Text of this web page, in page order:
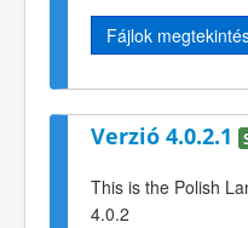
Fájlok
Verzió 4.0.2.1
This is the Polish
4.0.2